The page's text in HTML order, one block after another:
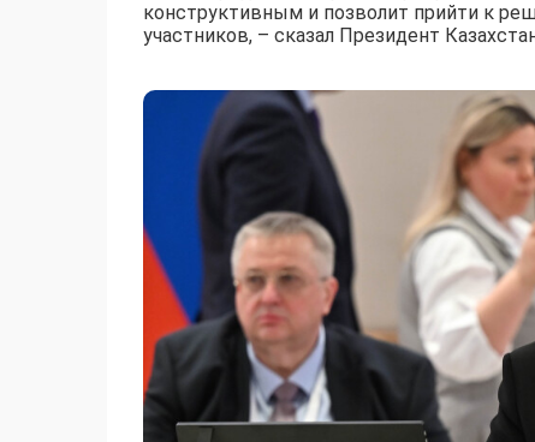
конструктивным и позволит прийти к
участников, – сказал Президент